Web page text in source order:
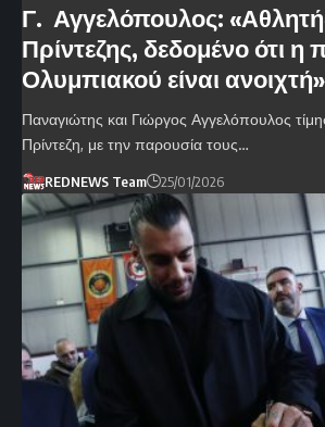
Γ. Αγγελόπουλος:
Πρίντεζης, δεδομένο ότι η
Ολυμπιακού είναι ανοιχτή»
Παναγιώτης και Γιώργος Αγγελόπουλος
Πρίντεζη, με την παρουσία τους…
REDNEWS Team 25/01/2026